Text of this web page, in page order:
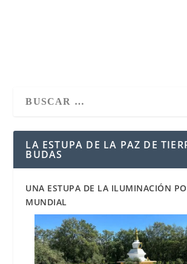
LA ESTUPA DE LA PAZ DE
BUDAS
UNA ESTUPA DE LA ILUMINACIÓN
MUNDIAL